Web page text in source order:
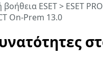
ESET> ESET
On-Prem 13.0